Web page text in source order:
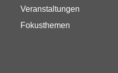
Veranstaltungen
Fokusthemen